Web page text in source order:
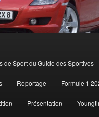
de Sport du Guide des Sportives
Reportage Formule 1
Présentation